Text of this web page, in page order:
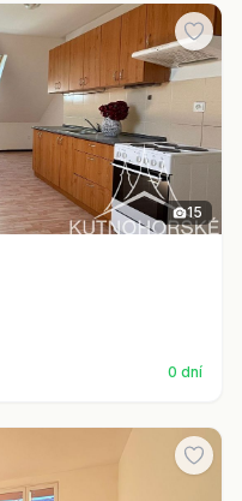
15
0 dní